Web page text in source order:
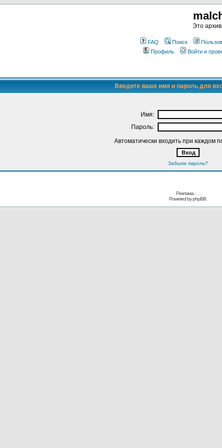
Это
FAQ Поиск
Профиль
Войти и
Введите ваше имя и пароль для
Имя:
Пароль:
Автоматически входить при каждом
Забыли пароль?
Реклама. . .
Powered byphpBB.